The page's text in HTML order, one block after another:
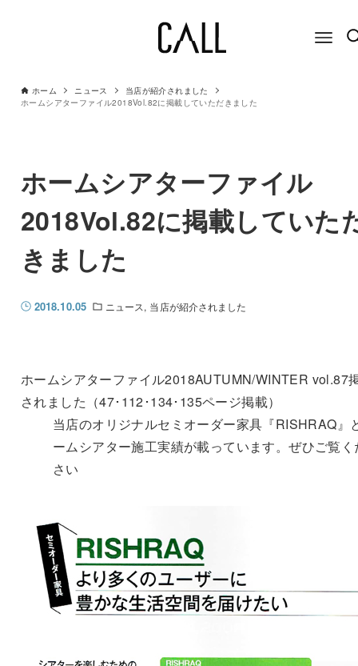
ホーム ニュース
当店が紹介されました
ホームシアターファイル2018Vol.82に掲載していただきました
ホームシアターファイル
2018Vol.82に掲載していた
きました
2018.10.05 ニュース 当店が紹介されました
ホームシアターファイル2018AUTUMN/WINTER vol.87
されました（47･112･134･135ページ掲載）
当店のオリジナルセミオーダー家具『RISHRAQ』
ームシアター施工実績が載っています。ぜひご覧く
さい